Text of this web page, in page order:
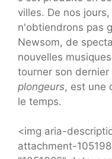
villes. De nos
n'obtiendrons pas
Newsom, de
nouvelles
tourner son dernier
plongeurs, est une
le temps.
<img aria-
attachment-